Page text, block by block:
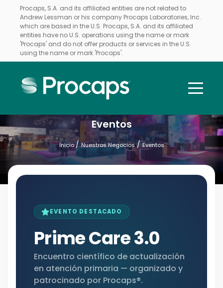
Procaps, S.A. and its affiliated entities are not related to
Andrew Lessman or his company Procaps Laboratories, Inc.
which are based in the U.S. Procaps, S.A. and its affiliated
entities have no U.S. operations using the name or mark
'Procaps' and do not offer products or services in the U.S.
using the name or mark 'Procaps'.
Eventos
Inicio/Nuestros Negocios/Eventos
EVENTO DESTACADO
Prime Care 3.0
Encuentro científico de actualización
en atención primaria — organizado y
patrocinado por Procaps®.